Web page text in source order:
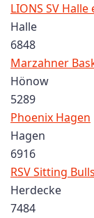
LIONS SV Halle
Halle
6848
Marzahner
Hönow
5289
Phoenix Hagen
Hagen
6916
RSV Sitting
Herdecke
7484